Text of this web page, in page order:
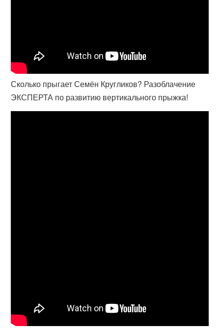
Сколько прыгает Семён Кругликов? Разоблачение
ЭКСПЕРТА по развитию вертикального прыжка!